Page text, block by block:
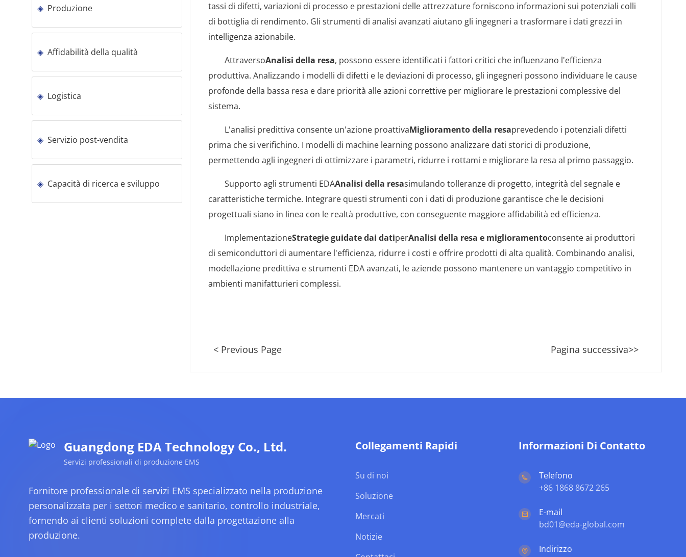
tassi di difetti, variazioni di processo e prestazioni delle attrezzature forniscono informazioni sui potenziali colli
di bottiglia di rendimento. Gli strumenti di analisi avanzati aiutano gli ingegneri a trasformare i dati grezzi in
intelligenza azionabile.
AttraversoAnalisi della resa, possono essere identificati i fattori critici che influenzano l'efficienza
produttiva. Analizzando i modelli di difetti e le deviazioni di processo, gli ingegneri possono individuare le cause
profonde della bassa resa e dare priorità alle azioni correttive per migliorare le prestazioni complessive del
sistema.
L'analisi predittiva consente un'azione proattivaMiglioramento della resaprevedendo i potenziali difetti
prima che si verifichino. I modelli di machine learning possono analizzare dati storici di produzione,
permettendo agli ingegneri di ottimizzare i parametri, ridurre i rottami e migliorare la resa al primo passaggio.
Supporto agli strumenti EDAAnalisi della resasimulando tolleranze di progetto, integrità del segnale e
caratteristiche termiche. Integrare questi strumenti con i dati di produzione garantisce che le decisioni
progettuali siano in linea con le realtà produttive, con conseguente maggiore affidabilità ed efficienza.
ImplementazioneStrategie guidate dai datiperAnalisi della resa e miglioramentoconsente ai produttori
di semiconduttori di aumentare l'efficienza, ridurre i costi e offrire prodotti di alta qualità. Combinando analisi,
modellazione predittiva e strumenti EDA avanzati, le aziende possono mantenere un vantaggio competitivo in
ambienti manifatturieri complessi.
< Previous Page Pagina successiva>>
Produzione
Affidabilità della qualità
Logistica
Servizio post-vendita
Capacità di ricerca e sviluppo
Guangdong EDA Technology Co., Ltd.
Servizi professionali di produzione EMS
Fornitore professionale di servizi EMS specializzato nella produzione
personalizzata per i settori medico e sanitario, controllo industriale,
fornendo ai clienti soluzioni complete dalla progettazione alla
produzione.
Collegamenti Rapidi
Su di noi
Soluzione
Mercati
Notizie
Informazioni Di Contatto
Telefono
+86 1868 8672 265
E-mail
bd01@eda-global.com
Indirizzo